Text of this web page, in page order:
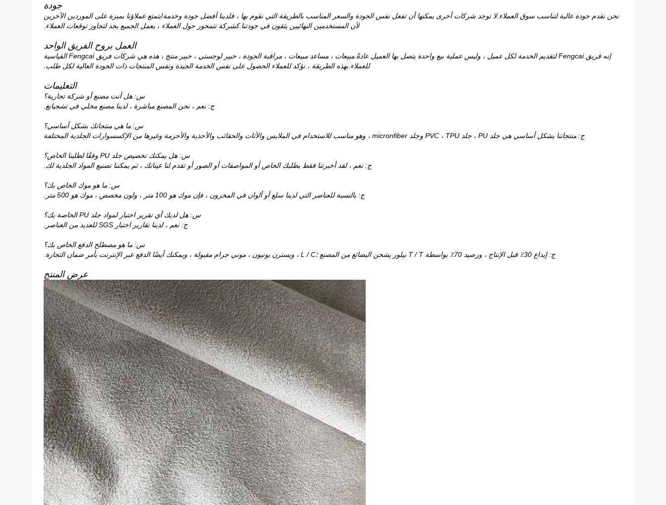
جودة
نحن نقدم جودة عالية لتناسب سوق العملاء.لا توجد شركات أخرى يمكنها أن تفعل نفس الجودة والسعر المناسب بالطريقة التي نقوم بها ، فلدينا أفضل جودة وخدمة!يتمتع عملاؤنا بميزة على الموردين الآخرين
لأن المستخدمين النهائيين يثقون في جودتنا.كشركة تتمحور حول العملاء ، يعمل الجميع بجد لتجاوز توقعات العملاء.
العمل بروح الفريق الواحد
إنه فريق Fengcai لتقديم الخدمة لكل عميل ، وليس عملية بيع واحدة يتصل بها العميل عادةً.مبيعات ، مساعد مبيعات ، مراقبة الجودة ، خبير لوجستي ، خبير منتج ، هذه هي شركات فريق Fengcai القياسية
للعملاء.بهذه الطريقة ، نؤكد للعملاء الحصول على نفس الخدمة الجيدة ونفس المنتجات ذات الجودة العالية لكل طلب.
التعليمات
س: هل أنت مصنع أو شركة تجارية؟
ج: نعم ، نحن المصنع مباشرة ، لدينا مصنع محلي في تشجيانغ.
س: ما هي منتجاتك بشكل أساسي؟
ج: منتجاتنا بشكل أساسي هي جلد PU ، جلد PVC ، TPU وجلد micronfiber ، وهو مناسب للاستخدام في الملابس والأثاث والحقائب والأحذية والأحزمة وغيرها من الإكسسوارات الجلدية المختلفة
س: هل يمكنك تخصيص جلد PU وفقًا لطلبنا الخاص؟
ج: نعم ، لقد أخبرتنا فقط بطلبك الخاص أو المواصفات أو الصور أو تقدم لنا عيناتك ، ثم يمكننا تصنيع المواد الجلدية لك.
س: ما هو موك الخاص بك؟
ج: بالنسبة للعناصر التي لدينا سلع أو ألوان في المخزون ، فإن موك هو 100 متر ، ولون مخصص ، موك هو 500 متر.
س: هل لديك أي تقرير اختبار لمواد جلد PU الخاصة بك؟
ج: نعم ، لدينا تقارير اختبار SGS للعديد من العناصر.
س: ما هو مصطلح الدفع الخاص بك؟
ج: إيداع 30٪ قبل الإنتاج ، ورصيد 70٪ بواسطة T / T بيلور يشحن البضائع من المصنع ؛L / C ، ويسترن يونيون ، موني جرام مقبولة ، ويمكنك أيضًا الدفع عبر الإنترنت بأمر ضمان التجارة.
عرض المنتج